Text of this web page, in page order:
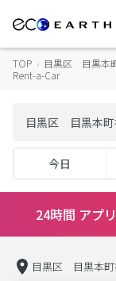
TOP › 目黒区 目黒本
Rent-a-Car
今日
24時間 アプ
目黒区 目黒本町